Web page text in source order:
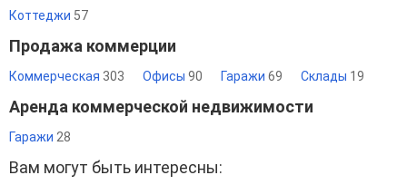
Коттеджи 57
Продажа коммерции
Коммерческая 303 Офисы 90 Гаражи 69 Склады 19
Аренда коммерческой недвижимости
Гаражи 28
Вам могут быть интересны: